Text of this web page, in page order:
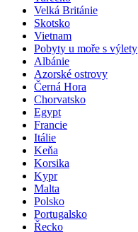
Velká Británie
Skotsko
Vietnam
Pobyty u moře s výlety
Albánie
Azorské ostrovy
Černá Hora
Chorvatsko
Egypt
Francie
Itálie
Keňa
Korsika
Kypr
Malta
Polsko
Portugalsko
Řecko